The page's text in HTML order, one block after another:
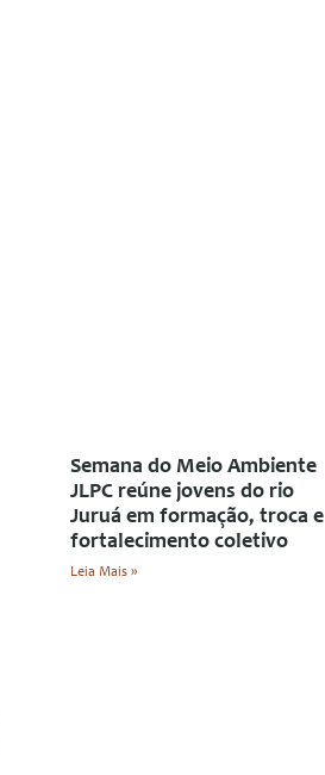
Semana do Meio Ambiente
JLPC reúne jovens do rio
Juruá em formação, troca e
fortalecimento coletivo
Leia Mais »